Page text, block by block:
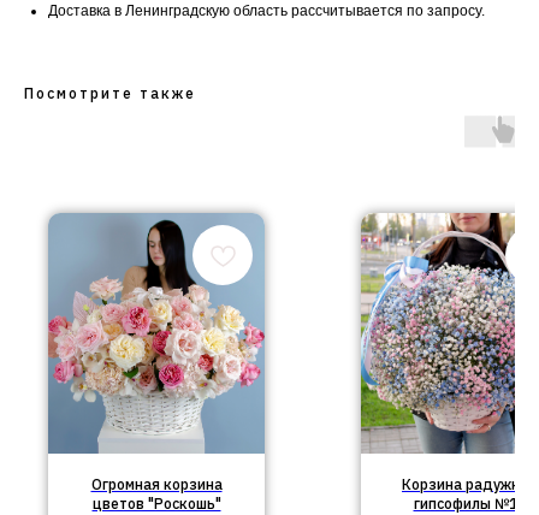
Доставка в Ленинградскую область рассчитывается по запросу.
Посмотрите также
Огромная корзина
цветов "Роскошь"
Корзина радужной
гипсофилы №18